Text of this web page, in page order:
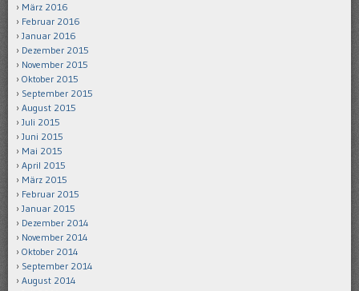
März 2016
Februar 2016
Januar 2016
Dezember 2015
November 2015
Oktober 2015
September 2015
August 2015
Juli 2015
Juni 2015
Mai 2015
April 2015
März 2015
Februar 2015
Januar 2015
Dezember 2014
November 2014
Oktober 2014
September 2014
August 2014